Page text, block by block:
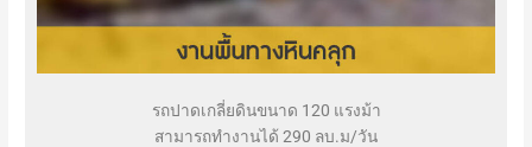
รถปาดเกลี่ยดินขนาด 120 แรงม้า
สามารถทำงานได้ 290 ลบ.ม/วัน